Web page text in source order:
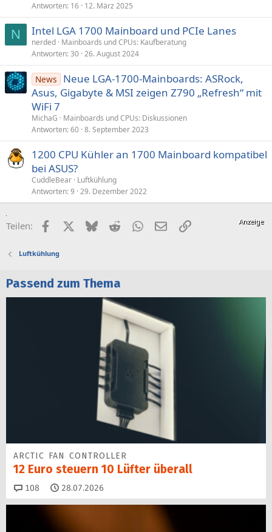
e
Antworten 16 12. März 2025
N Intel LGA 1700 Mainboard und PCIe Lanes
nerded Mainboards und CPUs: Kaufberatung
Antworten 30 26. August 2024
News
Neue LGA-1700-Mainboards: ASRock,
Asus, Gigabyte & MSI zeigen Z790 „Refresh“ mit
WiFi 7
MichaG
Mainboards und CPUs: Diskussionen
Antworten 60 8. September 2023
1200 CPU Kühler an 1700 Mainboard kompatibel
bei ASUS?
CuddleBear Luftkühlung
Antworten 9 29. Dezember 2022
Teilen: FacebookX (Twitter)
BlueskyRedditWhatsApp
E-MailLink
Luftkühlung
Passend zum Thema
ARCTIC FAN CONTROLLER
12 Euro steuern 10 Lüfter überall
108 Kommentare
28.07.2026